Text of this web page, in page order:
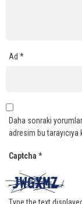
Ad *
Daha sonraki
adresim bu tarayıcıya
Captcha *
Type the text